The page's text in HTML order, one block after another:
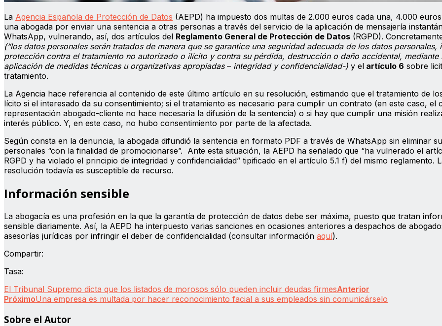
La Agencia Española de Protección de Datos (AEPD) ha impuesto dos multas de 2.000 euros cada una, 4.000
una abogada por enviar una sentencia a otras personas a través del servicio de la aplicación de mensajería
WhatsApp, vulnerando, así, dos artículos del Reglamento General de Protección de Datos (RGPD).
(“los datos personales serán tratados de manera que se garantice una seguridad adecuada de los datos personales,
protección contra el tratamiento no autorizado o ilícito y contra su pérdida, destrucción o daño accidental, mediante
aplicación de medidas técnicas u organizativas apropiadas – integridad y confidencialidad-) y el artículo 6 sobre
tratamiento.
La Agencia hace referencia al contenido de este último artículo en su resolución, estimando que el tratamiento de
lícito si el interesado da su consentimiento; si el tratamiento es necesario para cumplir un contrato (en este caso, el
representación abogado-cliente no hace necesaria la difusión de la sentencia) o si hay que cumplir una misión
interés público. Y, en este caso, no hubo consentimiento por parte de la afectada.
Según consta en la denuncia, la abogada difundió la sentencia en formato PDF a través de WhatsApp sin eliminar
personales “con la finalidad de promocionarse”. Ante esta situación, la AEPD ha señalado que “ha vulnerado el
RGPD y ha violado el principio de integridad y confidencialidad” tipificado en el artículo 5.1 f) del mismo reglamento.
resolución todavía es susceptible de recurso.
Información sensible
La abogacía es una profesión en la que la garantía de protección de datos debe ser máxima, puesto que tratan
sensible diariamente. Así, la AEPD ha interpuesto varias sanciones en ocasiones anteriores a despachos de
asesorías jurídicas por infringir el deber de confidencialidad (consultar información aquí).
Compartir:
Tasa:
El Tribunal Supremo dicta que los listados de morosos sólo pueden incluir deudas firmesAnterior
PróximoUna empresa es multada por hacer reconocimiento facial a sus empleados sin comunicárselo
Sobre el Autor